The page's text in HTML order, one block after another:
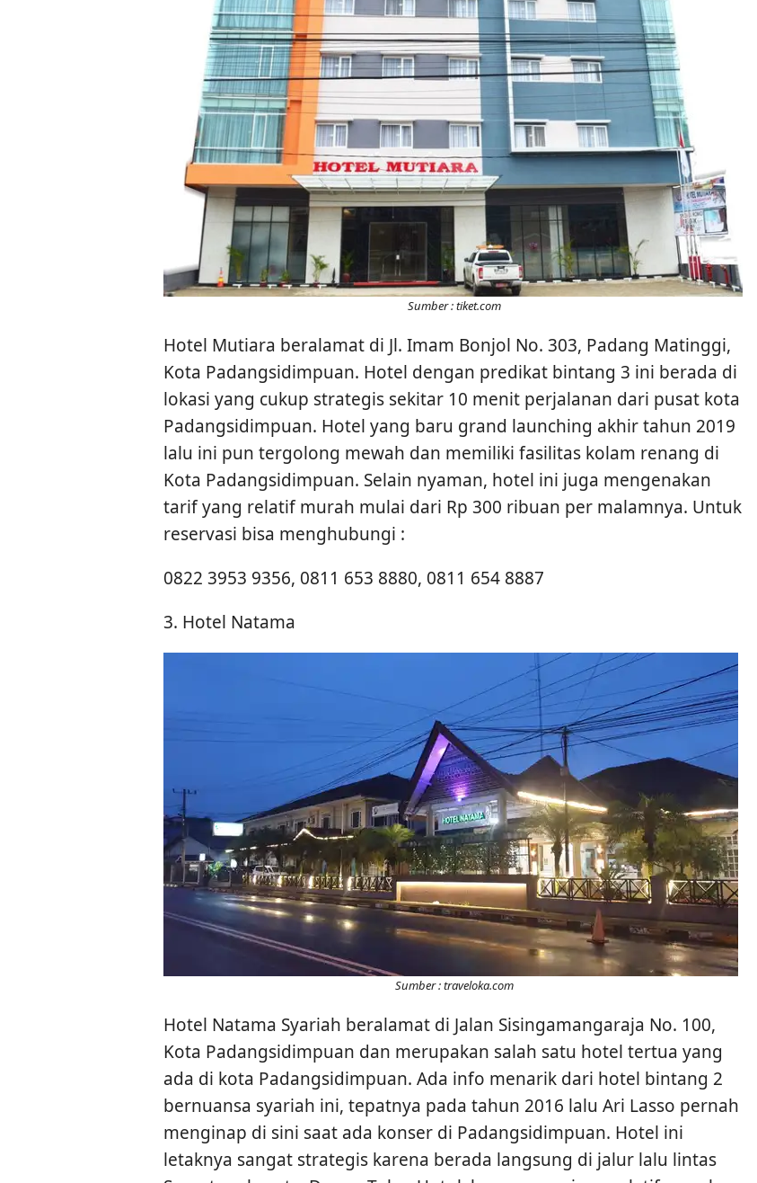
Sumber : tiket.com
Hotel Mutiara beralamat di Jl. Imam Bonjol No. 303, Padang Matinggi,
Kota Padangsidimpuan. Hotel dengan predikat bintang 3 ini berada di
lokasi yang cukup strategis sekitar 10 menit perjalanan dari pusat kota
Padangsidimpuan. Hotel yang baru grand launching akhir tahun 2019
lalu ini pun tergolong mewah dan memiliki fasilitas kolam renang di
Kota Padangsidimpuan. Selain nyaman, hotel ini juga mengenakan
tarif yang relatif murah mulai dari Rp 300 ribuan per malamnya. Untuk
reservasi bisa menghubungi :
0822 3953 9356, 0811 653 8880, 0811 654 8887
3. Hotel Natama
Sumber : traveloka.com
Hotel Natama Syariah beralamat di Jalan Sisingamangaraja No. 100,
Kota Padangsidimpuan dan merupakan salah satu hotel tertua yang
ada di kota Padangsidimpuan. Ada info menarik dari hotel bintang 2
bernuansa syariah ini, tepatnya pada tahun 2016 lalu Ari Lasso pernah
menginap di sini saat ada konser di Padangsidimpuan. Hotel ini
letaknya sangat strategis karena berada langsung di jalur lalu lintas